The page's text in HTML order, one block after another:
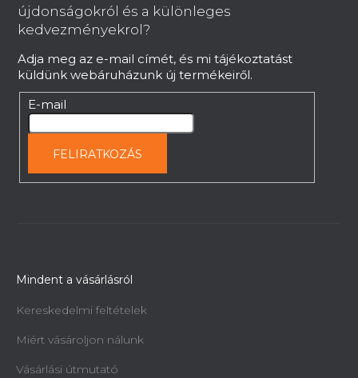
Újratölthető akkumulátor 20 V, Li - ion,
Azonnal szállítható
20 813 Ft
újdonságokról és a különleges
kedvezményekrol?
Adja meg az e-mail címét, és mi tájékoztatást
küldünk webáruházunk új termékeiről.
E-mail
FELIRATKOZÁS
Mindent a vásárlásról
Kereskedelmi feltételek
Miért vásároljon nálunk
Vásárlási útmutató